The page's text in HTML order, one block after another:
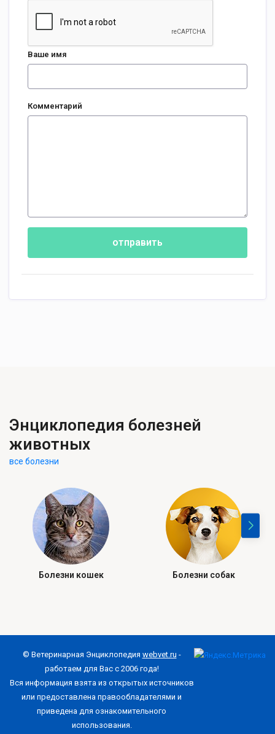
Ваше имя
Комментарий
отправить
Энциклопедия болезней
животных
все болезни
Болезни кошек Болезни собак
© Ветеринарная Энциклопедия webvet.ru -
работаем для Вас с 2006 года!
Вся информация взята из открытых источников
или предоставлена правообладателями и
приведена для ознакомительного
использования.